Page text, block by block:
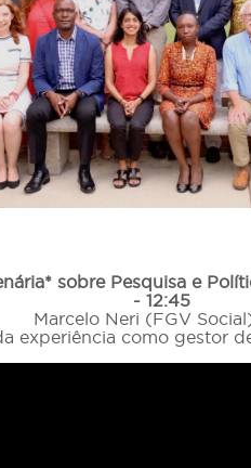
sobre Pesquisa e
- 12:45
Marcelo Neri (FGV
experiência como gestor